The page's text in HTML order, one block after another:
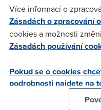
se podíváme na druhou
brát iluze o této
Afriku, kde např. v Etiopii
"BROADBAND". Jedná se
samozřejmě je blokován
tunely apod.), nehledě na
cca 12.000,00 Kč/měsíc.
světoznámí SKYPE zde
Více informací o
Zásadách o zpracování
cookies a možnosti
Zásadách používání
Pokud se o cookies
podrobnosti najdete na